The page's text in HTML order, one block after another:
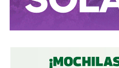
Autoridades:hagan su
descuiden lo que hicieron
obras nuevas.
personas se sientan más